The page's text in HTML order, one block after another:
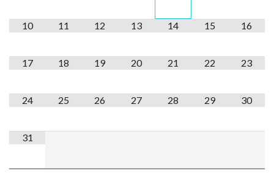
10 11 12 13 14 15 16
17 18 19 20 21 22 23
24 25 26 27 28 29 30
31